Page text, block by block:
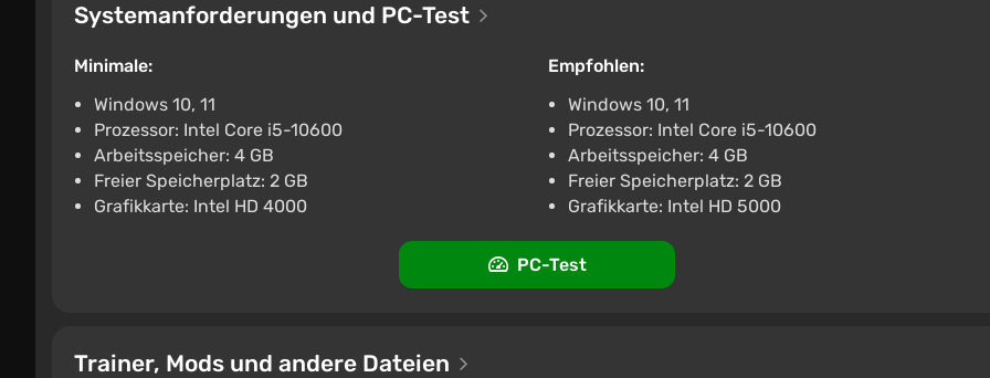
SiNiSistar 2 Steam Gift Russian Autodelivery
SiNiSistar 2 STEAM GIFT AUTO RU+World
€7.23
PCggsel Unterstützung bei VGTimes
Systemanforderungen und PC-Test
Minimale:
Windows 10, 11
Prozessor: Intel Core i5-10600
Arbeitsspeicher: 4 GB
Freier Speicherplatz: 2 GB
Grafikkarte: Intel HD 4000
Empfohlen:
Windows 10, 11
Prozessor: Intel Core i5-10600
Arbeitsspeicher: 4 GB
Freier Speicherplatz: 2 GB
Grafikkarte: Intel HD 5000
PC-Test
Trainer, Mods und andere Dateien